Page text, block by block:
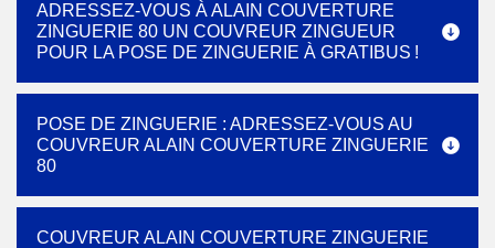
ADRESSEZ-VOUS À ALAIN COUVERTURE
ZINGUERIE 80 UN COUVREUR ZINGUEUR
POUR LA POSE DE ZINGUERIE À GRATIBUS !
POSE DE ZINGUERIE : ADRESSEZ-VOUS AU
COUVREUR ALAIN COUVERTURE ZINGUERIE
80
COUVREUR ALAIN COUVERTURE ZINGUERIE